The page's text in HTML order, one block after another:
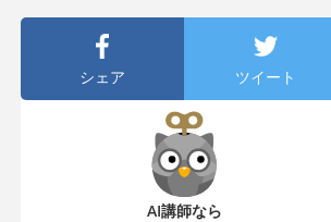
シェア ツイート
AI講師なら